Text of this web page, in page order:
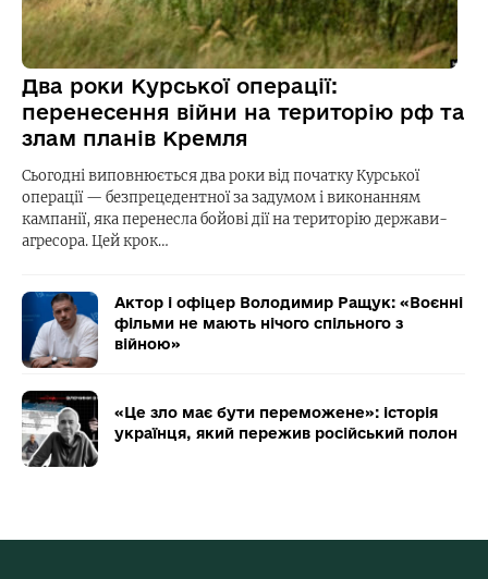
Два роки Курської операції:
перенесення війни на територію рф та
злам планів Кремля
Сьогодні виповнюється два роки від початку Курської
операції — безпрецедентної за задумом і виконанням
кампанії, яка перенесла бойові дії на територію держави-
агресора. Цей крок…
Актор і офіцер Володимир Ращук: «Воєнні
фільми не мають нічого спільного з
війною»
«Це зло має бути переможене»: історія
українця, який пережив російський полон